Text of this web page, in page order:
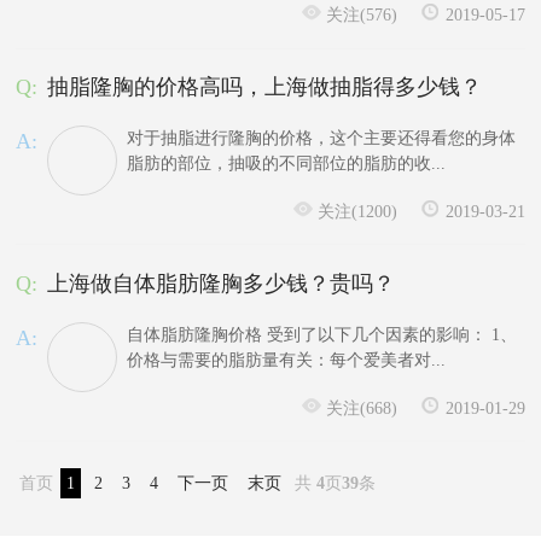
关注(576) 2019-05-17
Q: 抽脂隆胸的价格高吗，上海做抽脂得多少钱？
A:
对于抽脂进行隆胸的价格，这个主要还得看您的身体
脂肪的部位，抽吸的不同部位的脂肪的收...
关注(1200) 2019-03-21
Q: 上海做自体脂肪隆胸多少钱？贵吗？
A:
自体脂肪隆胸价格 受到了以下几个因素的影响： 1、
价格与需要的脂肪量有关：每个爱美者对...
关注(668) 2019-01-29
首页 1 2 3 4 下一页 末页 共4页39条